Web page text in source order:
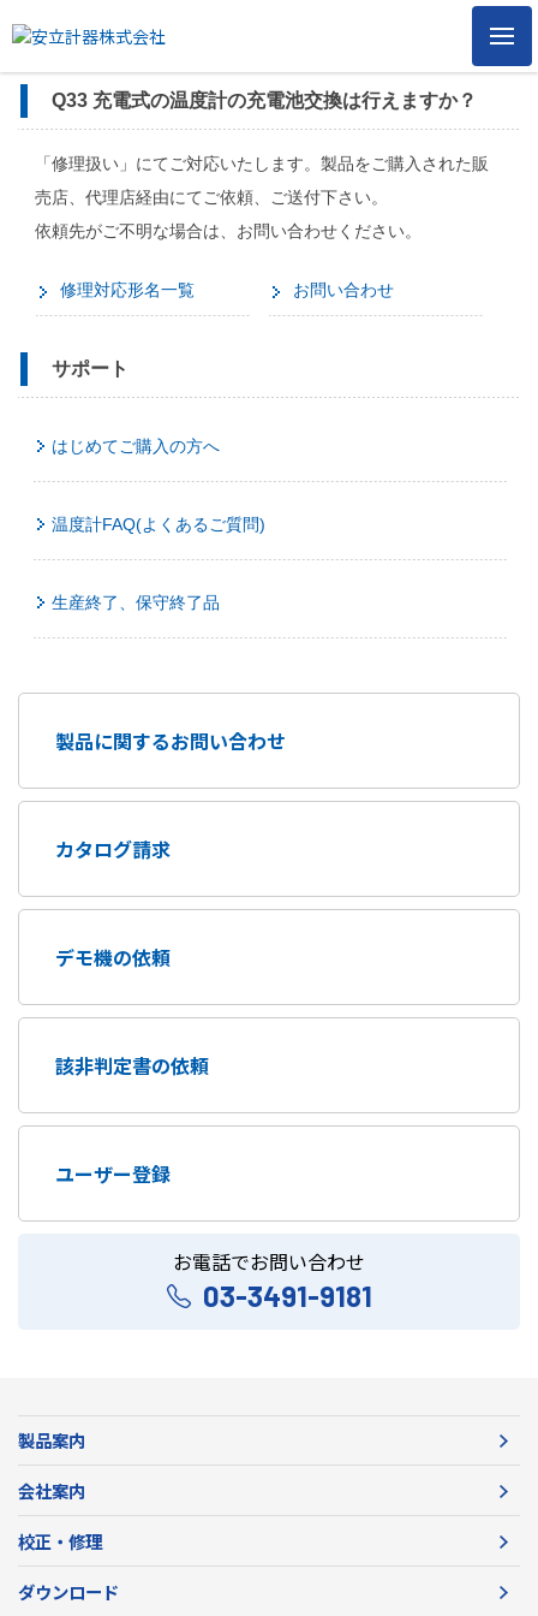
メ
ニ
Q33 充電式の温度計の充電池交換は行えますか？
「修理扱い」にてご対応いたします。製品をご購入された販
売店、代理店経由にてご依頼、ご送付下さい。
依頼先がご不明な場合は、お問い合わせください。
修理対応形名一覧 お問い合わせ
サポート
はじめてご購入の方へ
温度計FAQ(よくあるご質問)
生産終了、保守終了品
製品に関するお問い合わせ
カタログ請求
デモ機の依頼
該非判定書の依頼
ユーザー登録
お電話でお問い合わせ
03-3491-9181
製品案内
会社案内
校正・修理
ダウンロード